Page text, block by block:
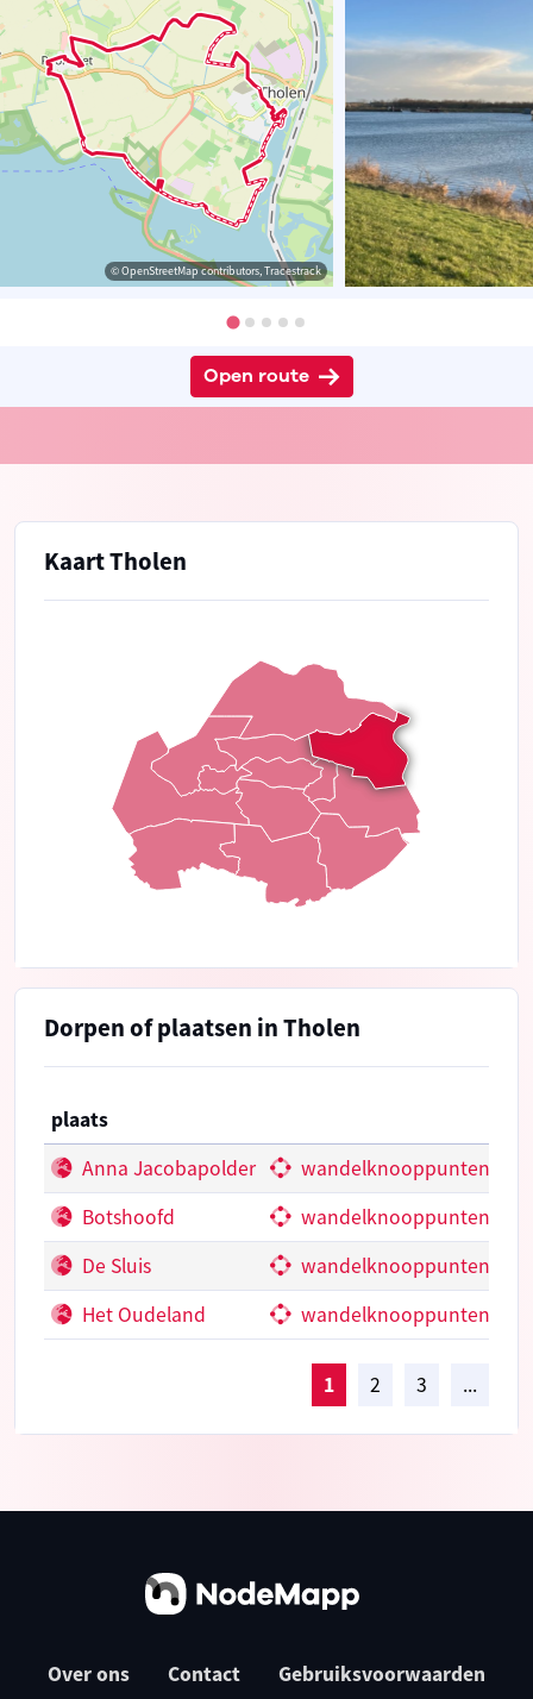
© OpenStreetMap contributors, Tracestrack
Open route
Kaart Tholen
Dorpen of plaatsen in Tholen
plaats
Anna Jacobapolder
wandelknooppunten
Botshoofd
wandelknooppunten
De Sluis
wandelknooppunten
Het Oudeland
wandelknooppunten
1 2 3 ...
Over ons Contact Gebruiksvoorwaarden